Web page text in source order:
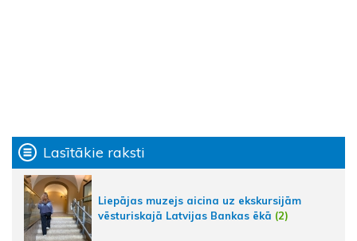
Lasītākie raksti
Liepājas muzejs aicina uz ekskursijām
vēsturiskajā Latvijas Bankas ēkā (2)